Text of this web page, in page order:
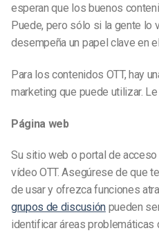
esperan que los buenos
Puede, pero sólo si la gente lo
desempeña un papel clave en
Para los contenidos OTT, hay
marketing que puede utilizar.
Página web
Su sitio web o portal de acceso
vídeo OTT. Asegúrese de que
de usar y ofrezca funciones
grupos de discusiónpueden
identificar áreas problemáticas